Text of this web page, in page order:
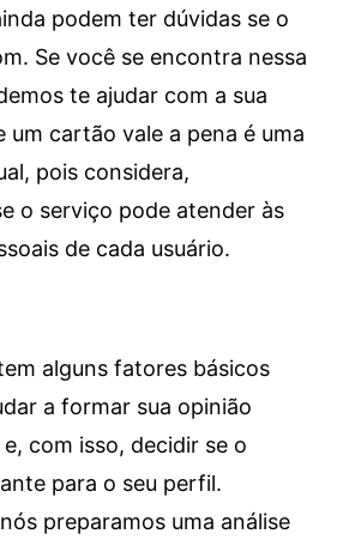
podem ter dúvidas se o
Se você se encontra nessa
te ajudar com a sua
um cartão vale a pena é uma
pois considera,
o serviço pode atender às
de cada usuário.
alguns fatores básicos
a formar sua opinião
com isso, decidir se o
para o seu perfil.
preparamos uma análise